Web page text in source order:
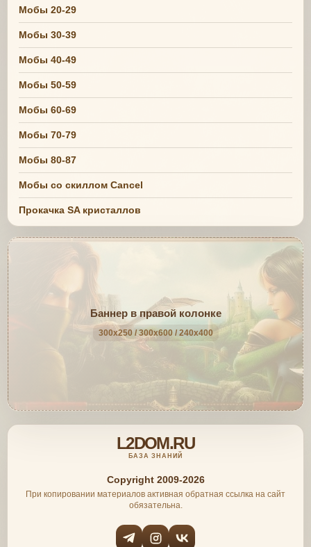
Мобы 20-29
Мобы 30-39
Мобы 40-49
Мобы 50-59
Мобы 60-69
Мобы 70-79
Мобы 80-87
Мобы со скиллом Cancel
Прокачка SA кристаллов
Баннер в правой колонке
300x250 / 300x600 / 240x400
L2DOM.RU
БАЗА ЗНАНИЙ
Copyright 2009-2026
При копировании материалов активная обратная ссылка на сайт
обязательна.